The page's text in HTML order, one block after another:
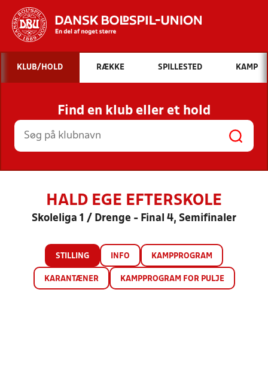
Hvad vil du søge efter?
INDHOLD OG NYHEDER
STILLINGER, RESULTATER, KLUBBER OG
HOLD
KLUB/HOLD RÆKKE SPILLESTED KAMP
Find en klub eller et hold
HALD EGE EFTERSKOLE
Skoleliga 1 / Drenge - Final 4, Semifinaler
STILLING INFO KAMPPROGRAM
KARANTÆNER KAMPPROGRAM FOR PULJE